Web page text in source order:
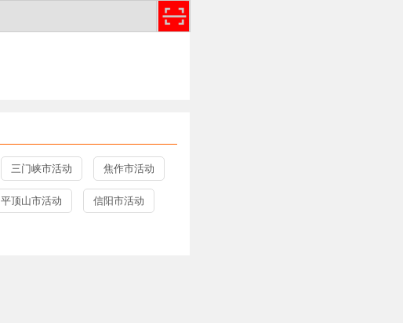
三门峡市活动 焦作市活动
平顶山市活动 信阳市活动